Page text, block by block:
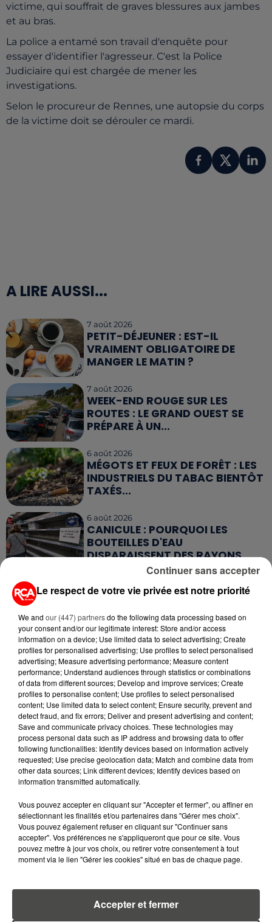
victime, qui souffrait de graves blessures aux jambes
et au bras.
La police a entamé son travail d'enquête pour
essayer d'identifier l'agresseur. C'est la Police
Judiciaire qui est chargée de mener les
investigations.
Selon le procureur de Rennes, une autopsie du corps
de la victime doit se dérouler ce mardi.
A LIRE AUSSI...
7 août 2026
PETIT-DÉJEUNER : EST-IL
VRAIMENT OBLIGATOIRE DE
MANGER LE MATIN ?
7 août 2026
WEEK-END ROUGE SUR LES
ROUTES : LE GRAND OUEST SE
PRÉPARE À UN...
6 août 2026
MÉGOTS ET FEUX DE FORÊT : LES
INDUSTRIELS DU TABAC BIENTÔT
TAXÉS...
6 août 2026
CANICULE : POURQUOI LES
BOUTEILLES D'EAU
DISPARAISSENT DES RAYONS...
MANGER SAINEMENT COÛTE 25 %
ALERTE L’ONU
5 août 2026
QUELLES SONT LES MARQUES QUI
OFFRENT LE MEILLEUR RAPPORT...
RETROUVEZ TOUTE L'ACTU DE LA RÉGION ET
RECEVEZ LES ALERTES INFOS DE LA RÉDACTION
EN TÉLÉCHARGEANT L'APPLICATION MOBILE
LA RÉDACTION Voir toute l'équipe RCA
DIMITRI COUTAND
Le respect de votre vie privée est notre priorité
We and our (447) partnersdo the following data processing based on
your consent and/or our legitimate interest: Store and/or access
information on a device; Use limited data to select advertising; Create
profiles for personalised advertising; Use profiles to select personalised
advertising; Measure advertising performance; Measure content
performance; Understand audiences through statistics or combinations
of data from different sources; Develop and improve services; Create
profiles to personalise content; Use profiles to select personalised
content; Use limited data to select content; Ensure security, prevent and
detect fraud, and fix errors; Deliver and present advertising and content;
Save and communicate privacy choices. These technologies may
process personal data such as IP address and browsing data to offer
following functionalities: Identify devices based on information actively
requested; Use precise geolocation data; Match and combine data from
other data sources; Link different devices; Identify devices based on
information transmitted automatically.
Vous pouvez accepter en cliquant sur "Accepter et fermer", ou affiner en
sélectionnant les finalités et/ou partenaires dans "Gérer mes choix".
Vous pouvez également refuser en cliquant sur "Continuer sans
accepter". Vos préférences ne s'appliqueront que pour ce site. Vous
pouvez mettre à jour vos choix, ou retirer votre consentement à tout
moment via le lien "Gérer les cookies" situé en bas de chaque page.
Accepter et fermer
Continuer sans accepter